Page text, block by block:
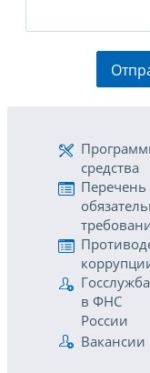
средства
Перечень
Госслужба
в ФНС
России
Вакансии